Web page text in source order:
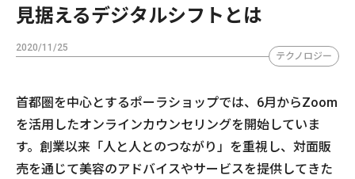
見据えるデジタルシフトとは
2020/11/25
テクノロジー
首都圏を中心とするポーラショップでは、6月からZoom
を活用したオンラインカウンセリングを開始していま
す。創業以来「人と人とのつながり」を重視し、対面販
売を通じて美容のアドバイスやサービスを提供してきた